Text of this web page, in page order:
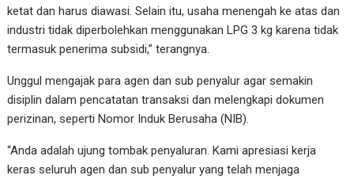
ketat dan harus diawasi. Selain itu, usaha menengah ke atas dan
industri tidak diperbolehkan menggunakan LPG 3 kg karena tidak
termasuk penerima subsidi,” terangnya.
Unggul mengajak para agen dan sub penyalur agar semakin
disiplin dalam pencatatan transaksi dan melengkapi dokumen
perizinan, seperti Nomor Induk Berusaha (NIB).
“Anda adalah ujung tombak penyaluran. Kami apresiasi kerja
keras seluruh agen dan sub penyalur yang telah menjaga